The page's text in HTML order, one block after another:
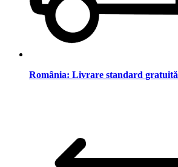
România: Livrare standard gratuită